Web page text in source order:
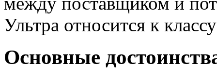
Ультра относится к
Основные